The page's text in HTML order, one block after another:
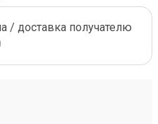
/ доставка получателю